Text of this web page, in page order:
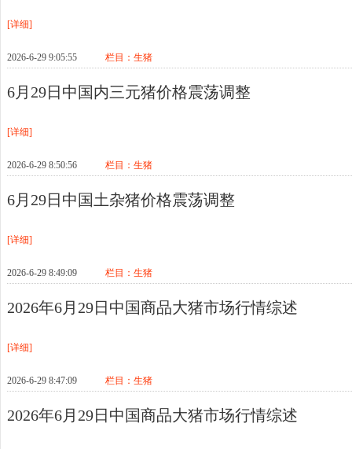
[详细]
2026-6-29 9:05:55 栏目： 生猪
6月29日中国内三元猪价格震荡调整
[详细]
2026-6-29 8:50:56 栏目： 生猪
6月29日中国土杂猪价格震荡调整
[详细]
2026-6-29 8:49:09 栏目： 生猪
2026年6月29日中国商品大猪市场行情综述
[详细]
2026-6-29 8:47:09 栏目： 生猪
2026年6月29日中国商品大猪市场行情综述